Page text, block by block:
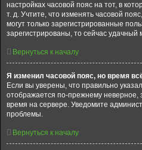
настройках часовой пояс на тот, в
т. д. Учтите, что изменять часовой
могут только зарегистрированные
зарегистрированы, то сейчас удачный
Вернуться к началу
Я изменил часовой пояс, но время
Если вы уверены, что правильно
отображается по-прежнему неверное,
время на сервере. Уведомите
проблемы.
Вернуться к началу